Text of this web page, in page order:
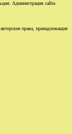
Администрация сайта
права, принадлежащие